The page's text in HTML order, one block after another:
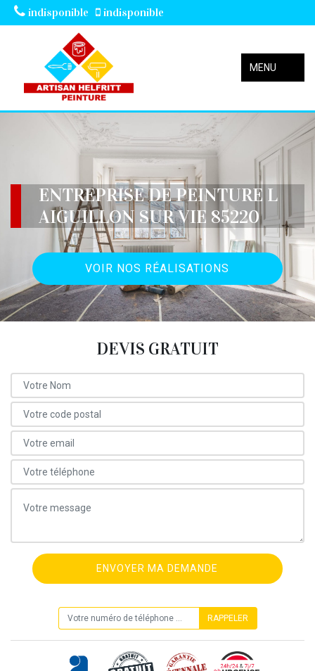
indisponible indisponible
MENU
ENTREPRISE DE PEINTURE L
AIGUILLON SUR VIE 85220
VOIR NOS RÉALISATIONS
DEVIS GRATUIT